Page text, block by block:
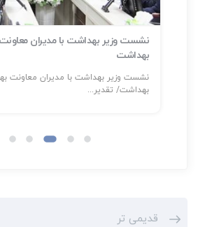
بهداشت وزارت
بهداشت وزارت شناسایی بیش از ۴۵۷ هزار بیمار دیابتی در «پویش ملی...
قدیمی تر